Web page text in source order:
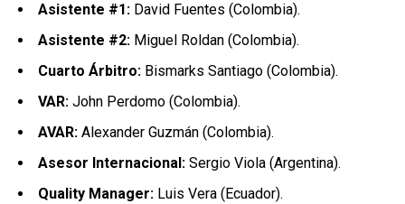
Asistente #1: David Fuentes (Colombia).
Asistente #2: Miguel Roldan (Colombia).
Cuarto Árbitro: Bismarks Santiago (Colombia).
VAR: John Perdomo (Colombia).
AVAR: Alexander Guzmán (Colombia).
Asesor Internacional: Sergio Viola (Argentina).
Quality Manager: Luis Vera (Ecuador).